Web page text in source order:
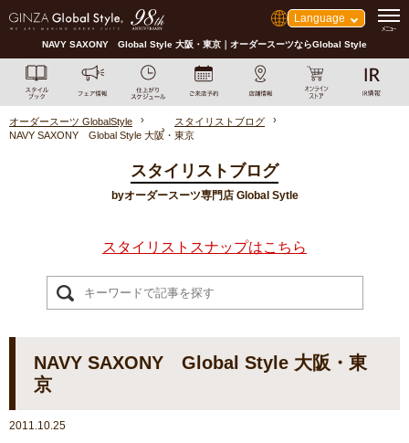
Language
NAVY SAXONY Global Style 大阪・東京｜オーダースーツならGlobal Style
オーダースーツ GlobalStyle
スタイリストブログ
NAVY SAXONY Global Style 大阪・東京
スタイリストブログ
byオーダースーツ専門店 Global Sytle
スタイリストスナップはこちら
NAVY SAXONY Global Style 大阪・東
京
2011.10.25